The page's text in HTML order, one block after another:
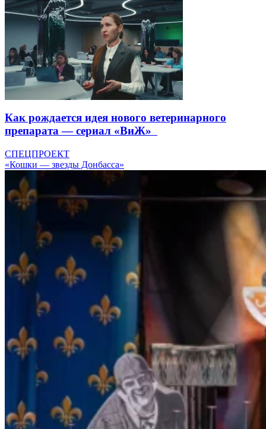
Как рождается идея нового ветеринарного
препарата — сериал «ВиЖ»
СПЕЦПРОЕКТ
«Кошки — звезды Донбасса»